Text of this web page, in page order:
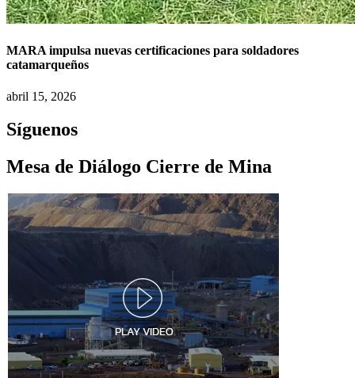
MARA impulsa nuevas certificaciones para soldadores
catamarqueños
abril 15, 2026
Síguenos
Mesa de Diálogo Cierre de Mina